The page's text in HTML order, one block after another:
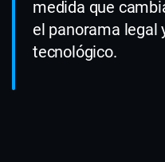
medida que
el panorama legal
tecnológico.